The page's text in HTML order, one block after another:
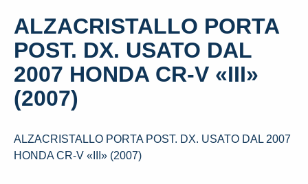
ALZACRISTALLO PORTA
POST. DX. USATO DAL
2007 HONDA CR-V «III»
(2007)
ALZACRISTALLO PORTA POST. DX. USATO DAL 2007
HONDA CR-V «III» (2007)